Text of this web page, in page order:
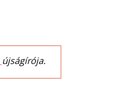
újságírója.